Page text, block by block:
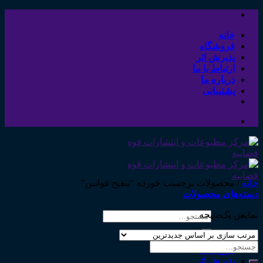
Skip
contentخانه
فروشگاه
پذیرش اثر
ارتباط با ما
درباره ما
پشتیبانی
جستجو
خانه
فروشگاه
پذیرش اثر
خانه /محصولات برچسب خورده “تنقیح قوانین”
دسته‌های محصولات
نمایش یک نتیجه
جستجو